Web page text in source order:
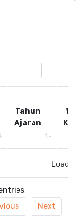
Tahun
Ajaran
Wali
Next